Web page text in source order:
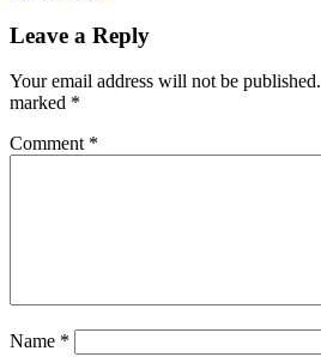
Leave a Reply
Your email address will not be published.
marked *
Comment *
Name *